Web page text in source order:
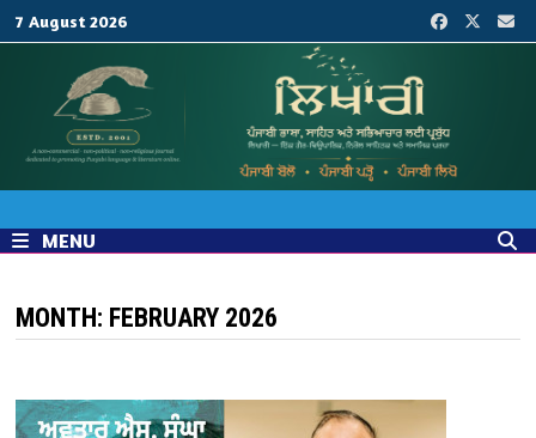
7 August 2026
MENU
MONTH: FEBRUARY 2026